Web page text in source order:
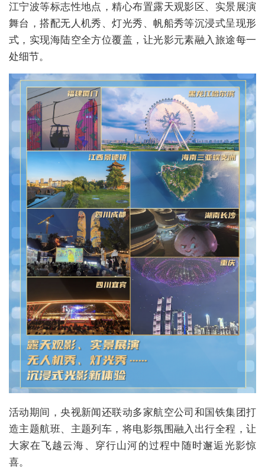
江宁波等标志性地点，精心布置露天观影区、实景展演
舞台，搭配无人机秀、灯光秀、帆船秀等沉浸式呈现形
式，实现海陆空全方位覆盖，让光影元素融入旅途每一
处细节。
活动期间，央视新闻还联动多家航空公司和国铁集团打
造主题航班、主题列车，将电影氛围融入出行全程，让
大家在飞越云海、穿行山河的过程中随时邂逅光影惊
喜。